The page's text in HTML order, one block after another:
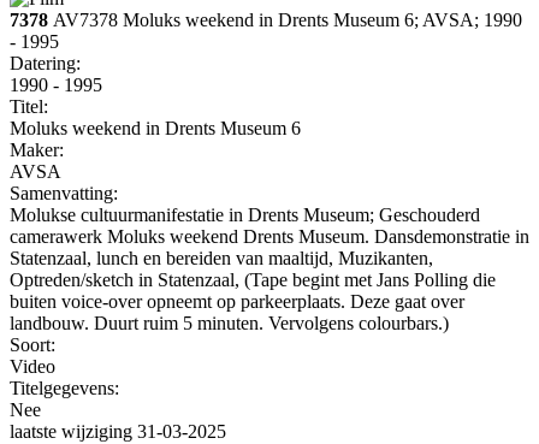
7378 AV7378 Moluks weekend in Drents Museum 6; AVSA; 1990
- 1995
Datering:
1990 - 1995
Titel:
Moluks weekend in Drents Museum 6
Maker:
AVSA
Samenvatting:
Molukse cultuurmanifestatie in Drents Museum; Geschouderd
camerawerk Moluks weekend Drents Museum. Dansdemonstratie in
Statenzaal, lunch en bereiden van maaltijd, Muzikanten,
Optreden/sketch in Statenzaal, (Tape begint met Jans Polling die
buiten voice-over opneemt op parkeerplaats. Deze gaat over
landbouw. Duurt ruim 5 minuten. Vervolgens colourbars.)
Soort:
Video
Titelgegevens:
Nee
laatste wijziging 31-03-2025